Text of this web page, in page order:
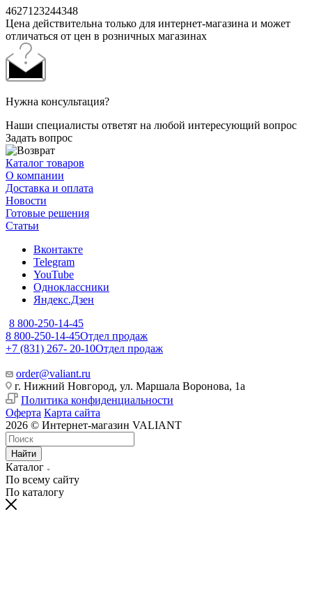
4627123244348
Цена действительна только для интернет-магазина и может
отличаться от цен в розничных магазинах
Нужна консультация?
Наши специалисты ответят на любой интересующий вопрос
Задать вопрос
Каталог товаров
О компании
Доставка и оплата
Новости
Готовые решения
Статьи
Вконтакте
Telegram
YouTube
Одноклассники
Яндекс.Дзен
8 800-250-14-45
8 800-250-14-45Отдел продаж
+7 (831) 267- 20-10Отдел продаж
order@valiant.ru
г. Нижний Новгород, ул. Маршала Воронова, 1а
Политика конфиденциальности
Оферта Карта сайта
2026 © Интернет-магазин VALIANT
Найти
Каталог
По всему сайту
По каталогу